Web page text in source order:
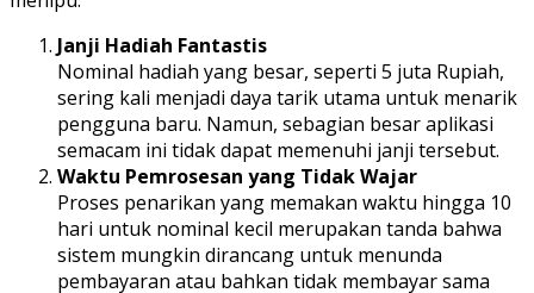
Janji Hadiah Fantastis
Nominal hadiah yang besar, seperti 5 juta Rupiah,
sering kali menjadi daya tarik utama untuk menarik
pengguna baru. Namun, sebagian besar aplikasi
semacam ini tidak dapat memenuhi janji tersebut.
Waktu Pemrosesan yang Tidak Wajar
Proses penarikan yang memakan waktu hingga 10
hari untuk nominal kecil merupakan tanda bahwa
sistem mungkin dirancang untuk menunda
pembayaran atau bahkan tidak membayar sama